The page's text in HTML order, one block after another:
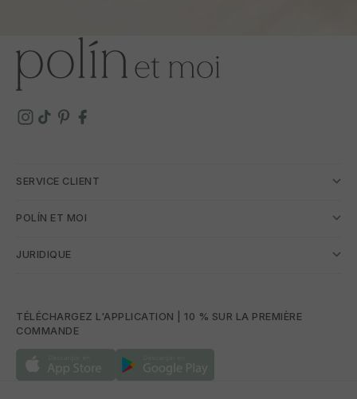
SERVICE CLIENT
POLÍN ET MOI
JURIDIQUE
TÉLÉCHARGEZ L'APPLICATION | 10 % SUR LA PREMIÈRE
COMMANDE